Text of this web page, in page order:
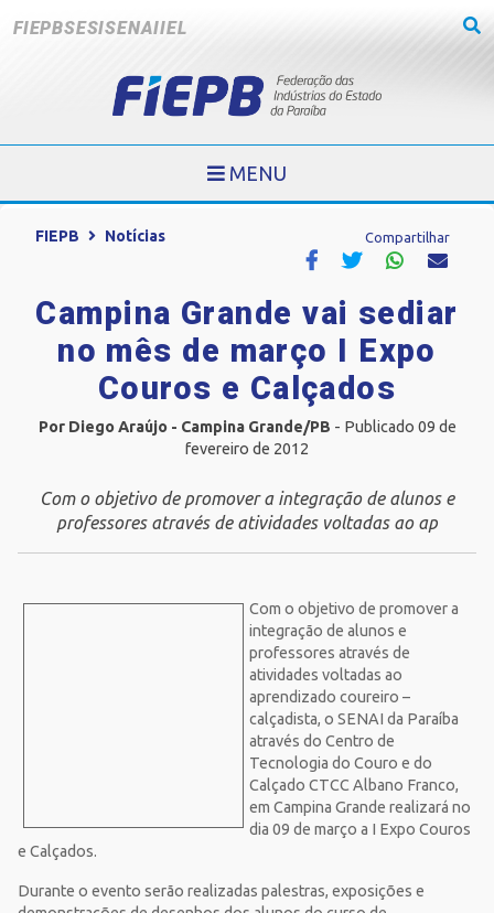
FIEPBSESISENAIIEL
MENU
FIEPB Notícias Compartilhar
Campina Grande vai sediar
no mês de março I Expo
Couros e Calçados
Por Diego Araújo - Campina Grande/PB - Publicado 09 de
fevereiro de 2012
Com o objetivo de promover a integração de alunos e
professores através de atividades voltadas ao ap
Com o objetivo de promover a
integração de alunos e
professores através de
atividades voltadas ao
aprendizado coureiro –
calçadista, o SENAI da Paraíba
através do Centro de
Tecnologia do Couro e do
Calçado CTCC Albano Franco,
em Campina Grande realizará no
dia 09 de março a I Expo Couros
e Calçados.
Durante o evento serão realizadas palestras, exposições e